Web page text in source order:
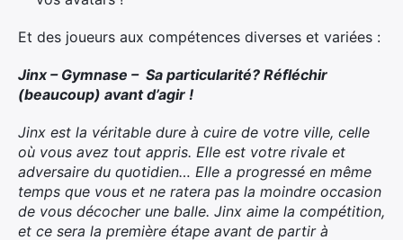
Et des joueurs aux compétences diverses et variées :
Jinx – Gymnase – Sa particularité? Réfléchir
(beaucoup) avant d’agir !
Jinx est la véritable dure à cuire de votre ville, celle
où vous avez tout appris. Elle est votre rivale et
adversaire du quotidien… Elle a progressé en même
temps que vous et ne ratera pas la moindre occasion
de vous décocher une balle. Jinx aime la compétition,
et ce sera la première étape avant de partir à